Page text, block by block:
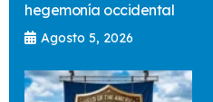
hegemonía occidental
Agosto 5, 2026